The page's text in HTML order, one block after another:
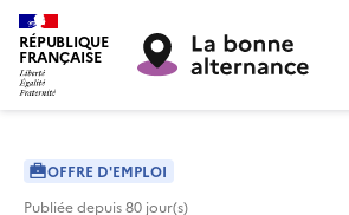
RÉPUBLIQUE
FRANÇAISE
OFFRE D'EMPLOI
Publiée depuis80 jour(s)